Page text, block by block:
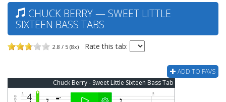
CHUCK BERRY — SWEET LITTLE
SIXTEEN BASS TABS
2.8 / 5 (8x) Rate this tab:
ADD TO FAVS
Chuck Berry - Sweet Little Sixteen Bass Tab